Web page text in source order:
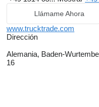
Llámame Ahora
www.trucktrade.com
Dirección
Alemania, Baden-
16